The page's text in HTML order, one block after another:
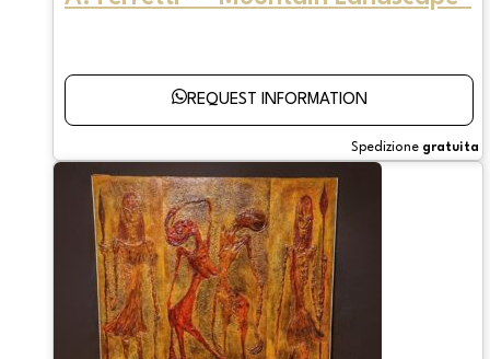
REQUEST INFORMATION
Spedizione gratuita